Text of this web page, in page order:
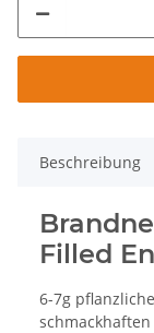
Beschreibung
Filled
6-7g